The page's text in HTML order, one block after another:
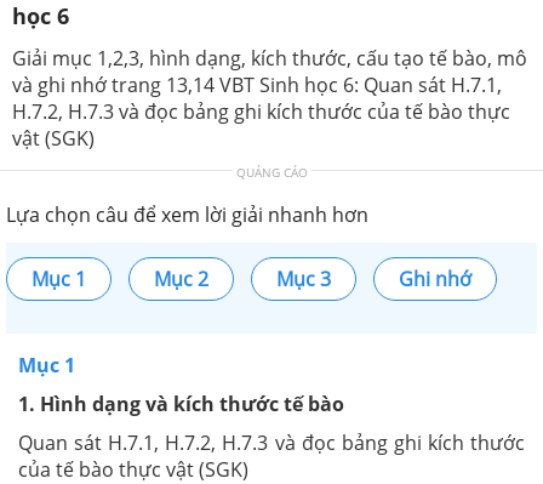
học 6
Giải mục 1,2,3, hình dạng, kích thước, cấu tạo tế bào, mô
và ghi nhớ trang 13,14 VBT Sinh học 6: Quan sát H.7.1,
H.7.2, H.7.3 và đọc bảng ghi kích thước của tế bào thực
vật (SGK)
QUẢNG CÁO
Lựa chọn câu để xem lời giải nhanh hơn
Mục 1 Mục 2 Mục 3 Ghi nhớ
Mục 1
1. Hình dạng và kích thước tế bào
Quan sát H.7.1, H.7.2, H.7.3 và đọc bảng ghi kích thước
của tế bào thực vật (SGK)